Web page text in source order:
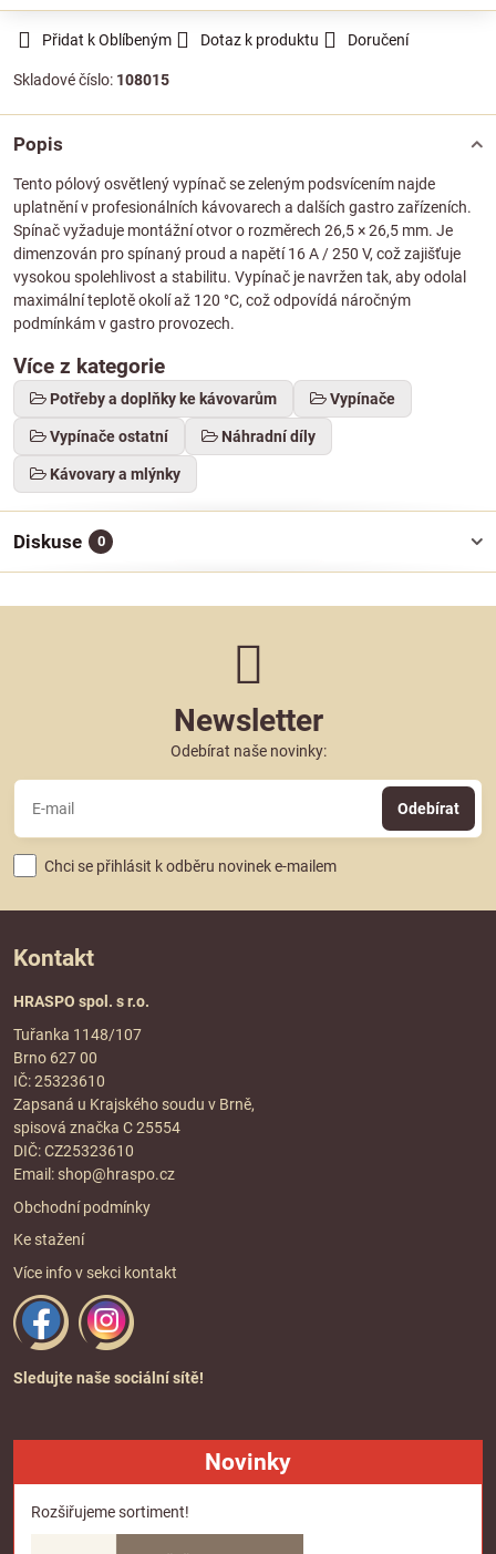
Přidat k Oblíbeným Dotaz k produktu Doručení
Skladové číslo: 108015
Popis
Tento pólový osvětlený vypínač se zeleným podsvícením najde
uplatnění v profesionálních kávovarech a dalších gastro zařízeních.
Spínač vyžaduje montážní otvor o rozměrech 26,5 × 26,5 mm. Je
dimenzován pro spínaný proud a napětí 16 A / 250 V, což zajišťuje
vysokou spolehlivost a stabilitu. Vypínač je navržen tak, aby odolal
maximální teplotě okolí až 120 °C, což odpovídá náročným
podmínkám v gastro provozech.
Více z kategorie
Potřeby a doplňky ke kávovarům Vypínače
Vypínače ostatní Náhradní díly
Kávovary a mlýnky
Diskuse 0
Newsletter
Odebírat naše novinky:
Odebírat
Chci se přihlásit k odběru novinek e-mailem
Kontakt
HRASPO spol. s r.o.
Tuřanka 1148/107
Brno 627 00
IČ: 25323610
Zapsaná u Krajského soudu v Brně,
spisová značka C 25554
DIČ: CZ25323610
Email: shop@hraspo.cz
Obchodní podmínky
Ke stažení
Více info v sekci kontakt
Sledujte naše sociální sítě!
Novinky
Rozšiřujeme sortiment!